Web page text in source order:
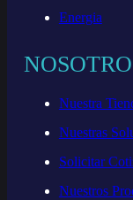
Energia
Nuestra
Nuestras
Solicitar
Nuestros